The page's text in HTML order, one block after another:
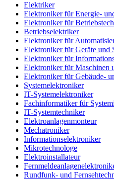
Elektriker
Elektroniker für Energie-
Elektroniker für
Betriebselektriker
Elektroniker für
Elektroniker für Geräte und
Elektroniker für
Elektroniker für Maschinen
Elektroniker für Gebäude-
Systemelektroniker
IT-Systemelektroniker
Fachinformatiker für
IT-Systemtechniker
Elektroanlagenmonteur
Mechatroniker
Informationselektroniker
Mikrotechnologe
Elektroinstallateur
Rundfunk- und